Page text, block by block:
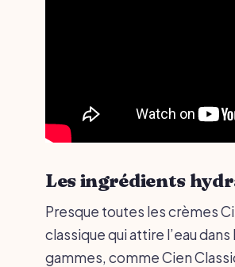
Les ingrédients
Presque toutes les crèmes
classique qui attire l’eau
gammes, comme Cien